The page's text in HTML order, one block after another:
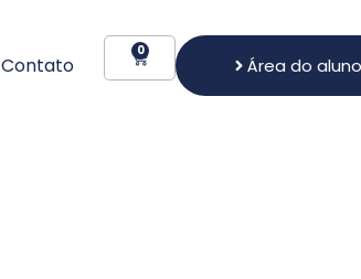
Contato
0
Área do aluno